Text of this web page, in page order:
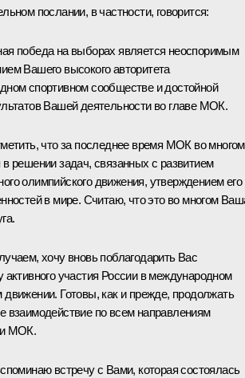
послании, в частности, говорится:
победа на выборах является неоспоримым
Вашего высокого авторитета
спортивном сообществе и достойной
Вашей деятельности во главе МОК.
что за последнее время МОК во многом
решении задач, связанных с развитием
олимпийского движения, утверждением его
в мире. Считаю, что это во многом
хочу вновь поблагодарить Вас
активного участия России в международном
движении. Готовы, как и прежде, продолжать
взаимодействие по всем направлениям
МОК.
встречу с Вами, которая состоялась